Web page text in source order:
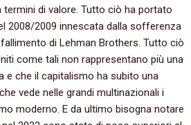
termini di valore. Tutto ciò ha portato
2008/2009 innescata dalla sofferenza
di Lehman Brothers. Tutto ciò
come tali non rappresentano più una
e che il capitalismo ha subito una
vede nelle grandi multinazionali i
moderno. E da ultimo bisogna notare